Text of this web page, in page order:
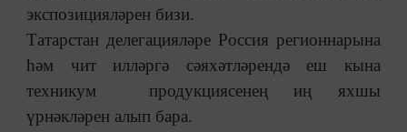
экспозицияләрен бизи.
Татарстан делегацияләре Россия регионнарына
һәм чит илләргә сәяхәтләрендә еш кына
техникум продукциясенең иң яхшы
үрнәкләрен алып бара.